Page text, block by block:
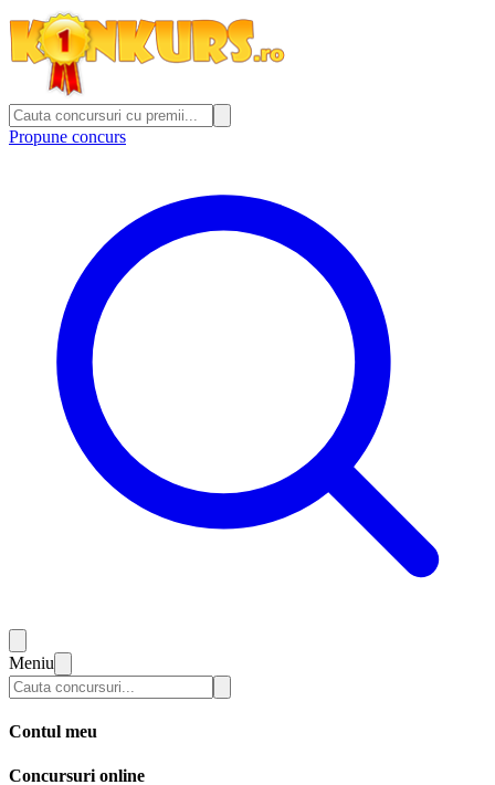
Propune concurs
Meniu
Contul meu
Concursuri online